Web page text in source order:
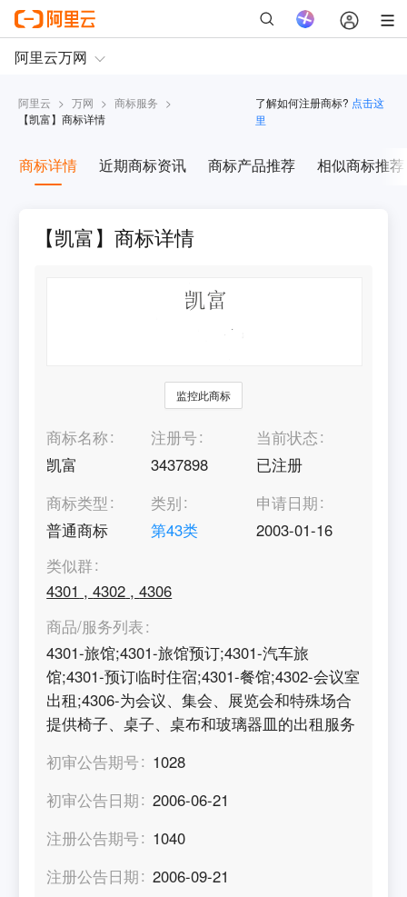
阿里云 > 万网 > 商标服务 >
【凯富】商标详情
了解如何注册商标? 点击这
里
商标详情 近期商标资讯 商标产品推荐 相似商标推荐
【凯富】商标详情
监控此商标
商标名称
凯富
注册号
3437898
当前状态
已注册
商标类型
普通商标
类别
第43类
申请日期
2003-01-16
类似群
4301 ,4302 ,4306
商品/服务列表
4301-旅馆;4301-旅馆预订;4301-汽车旅
馆;4301-预订临时住宿;4301-餐馆;4302-会议室
出租;4306-为会议、集会、展览会和特殊场合
提供椅子、桌子、桌布和玻璃器皿的出租服务
初审公告期号
1028
初审公告日期
2006-06-21
注册公告期号
1040
注册公告日期
2006-09-21